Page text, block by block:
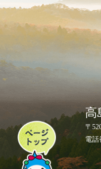
ペ
ー
ジ
ト
高
〒
電話